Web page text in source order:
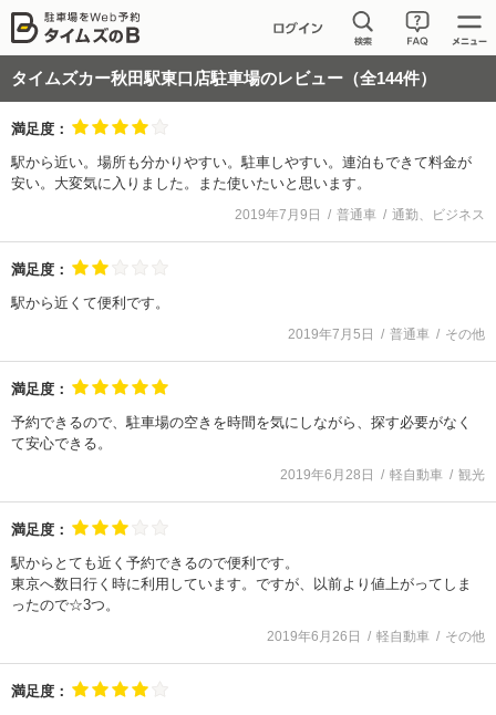
タイムズカー秋田駅東口店駐車場のレビュー（全144件）
満足度：
駅から近い。場所も分かりやすい。駐車しやすい。連泊もできて料金が
安い。大変気に入りました。また使いたいと思います。
2019年7月9日 普通車 通勤、ビジネス
満足度：
駅から近くて便利です。
2019年7月5日 普通車 その他
満足度：
予約できるので、駐車場の空きを時間を気にしながら、探す必要がなく
て安心できる。
2019年6月28日 軽自動車 観光
満足度：
駅からとても近く予約できるので便利です。
東京へ数日行く時に利用しています。ですが、以前より値上がってしま
ったので☆3つ。
2019年6月26日 軽自動車 その他
満足度：